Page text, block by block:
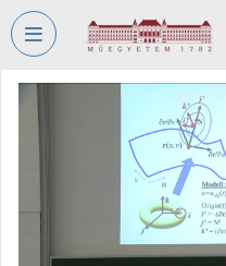
Fejléc kihagyása Menü kihagyása
GAZDASÁGTUDOMÁNYI
EGYETEM